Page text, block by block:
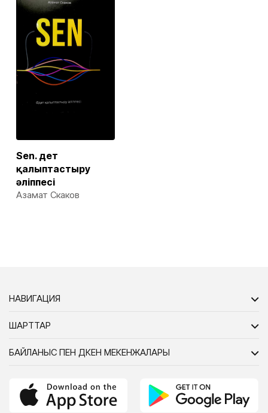
Sen. Әдет
қалыптастыру
әліппесі
Азамат Скаков
НАВИГАЦИЯ
ШАРТТАР
БАЙЛАНЫС ПЕН ДҮКЕН МЕКЕНЖАЛАРЫ